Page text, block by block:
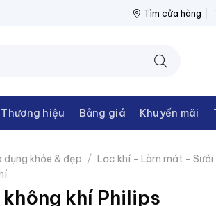
NPP THIẾT BỊ ĐIỆN
Tìm cửa hàng
Thương hiệu Bảng giá Khuyến mãi
dụng khỏe & đẹp / Lọc khí - Làm mát - Sưởi
khí Philips